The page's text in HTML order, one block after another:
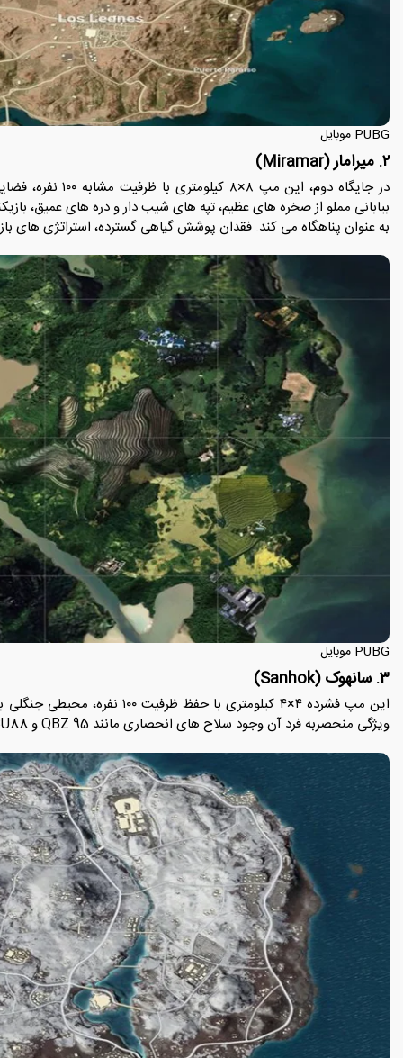
PUBG موبایل
۲. میرامار (Miramar)
در جایگاه دوم،
بیابانی مملو از صخره های عظیم، تپه های شیب دار و دره های عمیق،
به عنوان پناهگاه می کند. فقدان پوشش گیاهی گسترده، استراتژی های
PUBG موبایل
۳. سانهوک (Sanhok)
این مپ فشرده ۴×۴ کیلومتری با
ویژگی منحصربه فرد آن وجود سلاح های انحصاری مانند QBZ 95 و QBU88 است که در دیگر نقشه ها قابل دسترسی نیستند.